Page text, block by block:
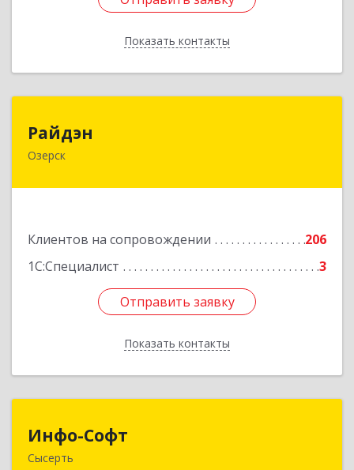
Показать контакты
Назад
Райдэн
Озерск
Клиентов на сопровождении
206
1С:Специалист
3
Отправить заявку
Показать контакты
456783, Челябинская обл, Озерск г, Ленина пр-
Отправить заявку
Назад
Инфо-Софт
Сысерть
624021, Свердловская обл, Сысерть г, Коммуны